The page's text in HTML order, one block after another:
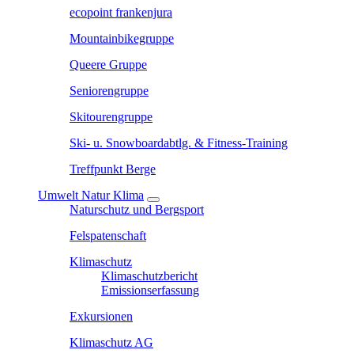
ecopoint frankenjura
Mountainbikegruppe
Queere Gruppe
Seniorengruppe
Skitourengruppe
Ski- u. Snowboardabtlg. & Fitness-Training
Treffpunkt Berge
Umwelt Natur Klima
Naturschutz und Bergsport
Felspatenschaft
Klimaschutz
Klimaschutzbericht
Emissionserfassung
Exkursionen
Klimaschutz AG